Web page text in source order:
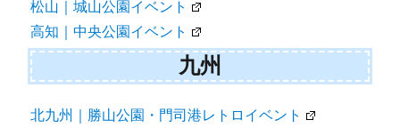
松山｜城山公園イベント
高知｜中央公園イベント
九州
北九州｜勝山公園・門司港レトロイベント